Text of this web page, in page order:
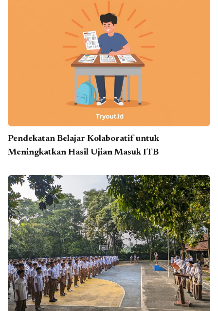
Pendekatan Belajar Kolaboratif untuk
Meningkatkan Hasil Ujian Masuk ITB